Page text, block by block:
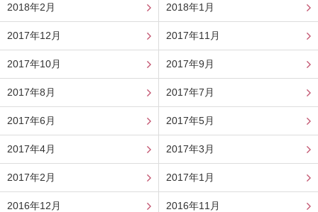
2018年2月 2018年1月
2017年12月 2017年11月
2017年10月 2017年9月
2017年8月 2017年7月
2017年6月 2017年5月
2017年4月 2017年3月
2017年2月 2017年1月
2016年12月 2016年11月